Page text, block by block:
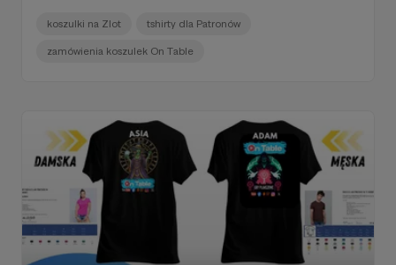
koszulki na Zlot tshirty dla Patronów
zamówienia koszulek On Table